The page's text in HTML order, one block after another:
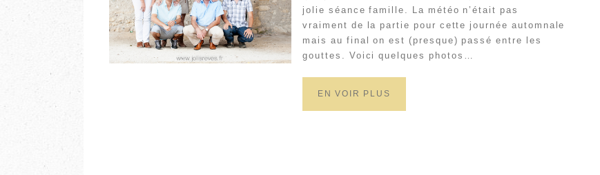
jolie séance famille. La météo n’était pas
vraiment de la partie pour cette journée automnale
mais au final on est (presque) passé entre les
gouttes. Voici quelques photos…
EN VOIR PLUS